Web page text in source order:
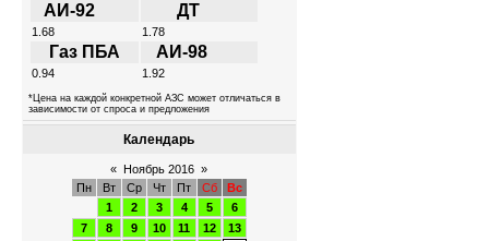
АИ-92 ДТ
1.68 1.78
Газ ПБА АИ-98
0.94 1.92
*Цена на каждой конкретной АЗС может отличаться в
зависимости от спроса и предложения
Календарь
« Ноябрь 2016 »
Пн
Вт Ср Чт Пт Сб
Вс
1
2 3 4 5
6
7
8 9 10 11 12
13